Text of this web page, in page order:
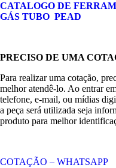
CATALOGO DE
GÁS TUBO PEAD
PRECISO DE UMA
Para realizar uma cotação,
melhor atendê-lo. Ao entrar
telefone, e-mail, ou mídias
a peça será utilizada seja
produto para melhor
COTAÇÃO – WHATSAPP